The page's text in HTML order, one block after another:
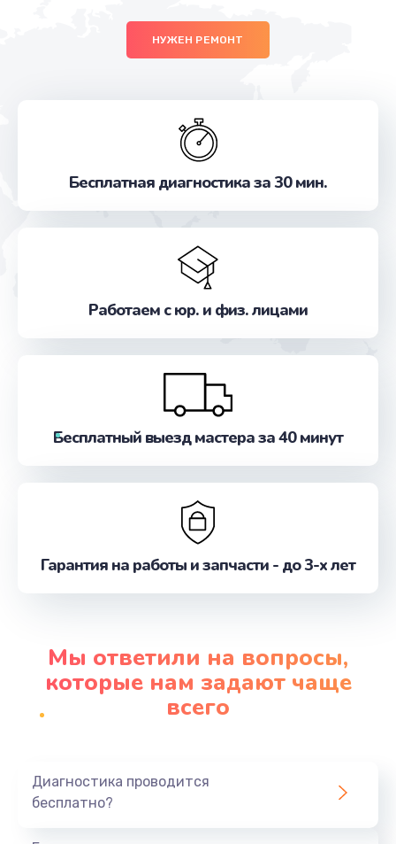
НУЖЕН РЕМОНТ
Бесплатная диагностика за 30 мин.
Работаем с юр. и физ. лицами
Бесплатный выезд мастера за 40 минут
Гарантия на работы и запчасти - до 3-х лет
Мы ответили на вопросы,
которые нам задают чаще
всего
Диагностика проводится
бесплатно?